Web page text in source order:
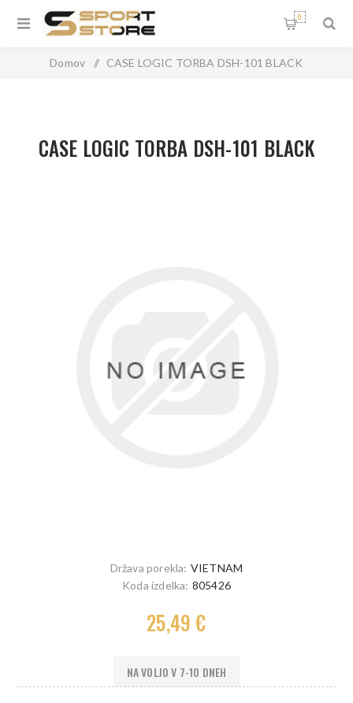
0
Domov / CASE LOGIC TORBA DSH-101 BLACK
Država porekla: VIETNAM
CASE LOGIC TORBA DSH-101 BLACK
Koda izdelka: 805426
25,49 €
NA VOLJO V 7-10 DNEH